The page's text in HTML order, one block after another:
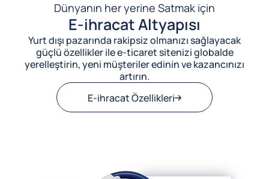
Dünyanın her yerine Satmak için
E-ihracat Altyapısı
Yurt dışı pazarında rakipsiz olmanızı sağlayacak
güçlü özellikler ile e-ticaret sitenizi globalde
yerelleştirin, yeni müşteriler edinin ve kazancınızı
artırın.
E-ihracat Özellikleri